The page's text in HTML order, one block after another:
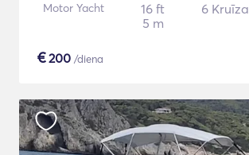
Motor Yacht
16 ft
5 m
6 Kruīza
€200 /diena